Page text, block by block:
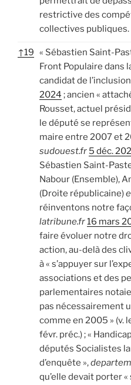
restrictive des
collectives publiques.
↑19 « Sébastien Saint-
Front Populaire dans
candidat de l’inclusion
2024 ; ancien «
Rousset, actuel
le député se
maire entre 2007 et
sudouest.fr 5 déc.
Sébastien Saint-
Nabour (Ensemble),
(Droite républicaine)
réinventons notre
latribune.fr16 mars
faire évoluer notre
action, au-delà des
à « s’appuyer sur
associations et des
parlementaires
pas nécessairement
comme en 2005 » (v.
févr. préc.) ; «
députés Socialistes
d’enquête »,
qu’elle devait porter